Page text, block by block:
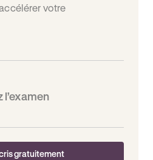
votre
l’examen
gratuitement